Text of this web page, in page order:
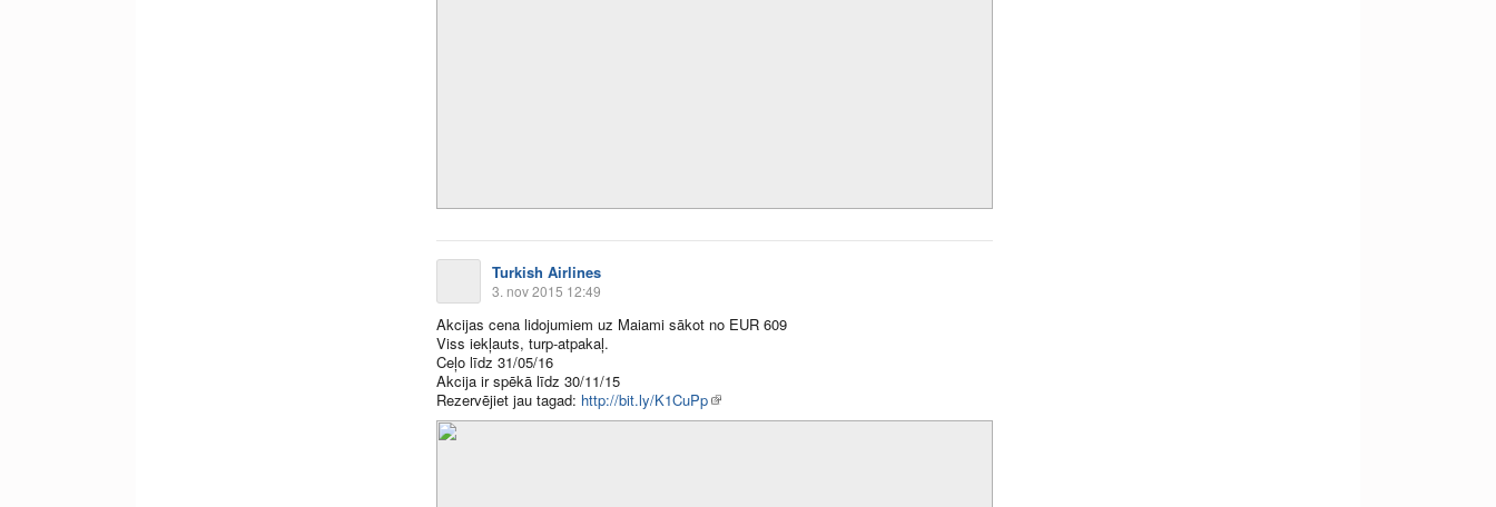
Turkish Airlines
3. nov 2015 12:49
Akcijas cena lidojumiem uz Maiami sākot no EUR 609
Viss iekļauts, turp-atpakaļ.
Ceļo līdz 31/05/16
Akcija ir spēkā līdz 30/11/15
Rezervējiet jau tagad: http://bit.ly/K1CuPp